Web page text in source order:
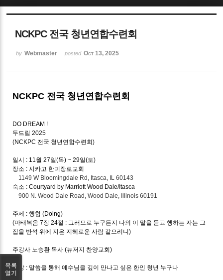
NCKPC 전국 청년연합수련회
by Webmaster posted Oct 13, 2025
NCKPC 전국 청년연합수련회
DO DREAM !
두드림 2025
(NCKPC 전국 청년연합수련회)
일시 : 11월 27일(목) ~ 29일(토)
장소 : 시카고 한미장로교회
1149 W Bloomingdale Rd, Itasca, IL 60143
숙소 : Courtyard by Marriott Wood Dale/Itasca
900 N. Wood Dale Road, Wood Dale, Illinois 60191
주제 : 행함 (Doing)
(마태복음 7장 24절 : 그러므로 누구든지 나의 이 말을 듣고 행하는 자는 그
집을 반석 위에 지은 지혜로운 사람 같으리니)
주강사 노승환 목사 (뉴저지 찬양교회)
대상 : 말씀을 통해 예수님을 깊이 만나고 싶은 한인 청년 누구나
목록
열기
Sketchbook5, 스케치북5
Sketchbook5, 스케치북5